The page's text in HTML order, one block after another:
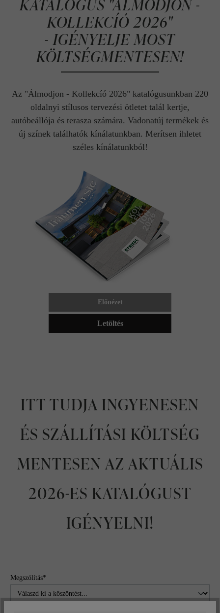
KATALÓGUS "ÁLMODJON -
KOLLEKCÍÓ 2026"
- IGÉNYELJE MOST
KÖLTSÉGMENTESEN!
Az "Álmodjon - Kollekcíó 2026" katalógusunkban 220
oldalnyi stílusos tervezési ötletet talál kertje,
autóbeállója és terasza számára. Vadonatúj termékek és
új színek találhatók kínálatunkban. Merítsen ihletet
széles kínálatunkból!
Előnézet
Letöltés
ITT TUDJA INGYENESEN
ÉS SZÁLLÍTÁSI KÖLTSÉG
MENTESEN AZ AKTUÁLIS
2026-ES KATALÓGUST
IGÉNYELNI!
Megszólítás*